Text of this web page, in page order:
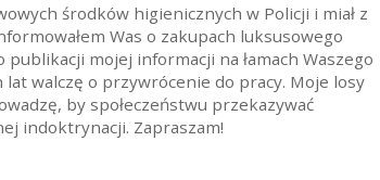
środków higienicznych w Policji i miał z
Was o zakupach luksusowego
mojej informacji na łamach Waszego
walczę o przywrócenie do pracy. Moje losy
by społeczeństwu przekazywać
indoktrynacji. Zapraszam!